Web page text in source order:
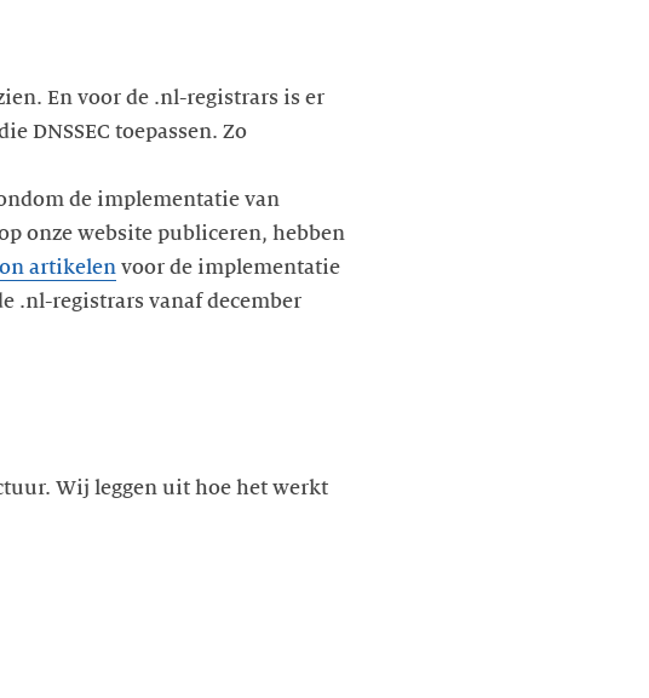
En voor de .nl-registrars is er
DNSSEC toepassen. Zo
de implementatie van
onze website publiceren, hebben
artikelen voor de implementatie
.nl-registrars vanaf december
Wij leggen uit hoe het werkt